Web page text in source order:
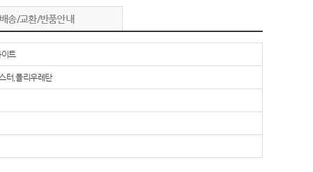
배송/교환/반품안내
트
터,폴리우레탄